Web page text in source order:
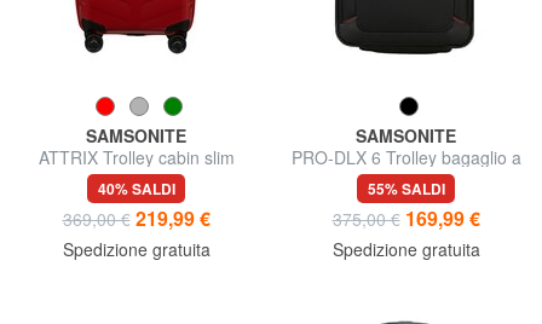
SAMSONITE
ATTRIX Trolley cabin slim
espandibile
40% SALDI
369,00 € 219,99 €
Spedizione gratuita
SAMSONITE
PRO-DLX 6 Trolley bagaglio a
mano espandibile
55% SALDI
375,00 € 169,99 €
Spedizione gratuita